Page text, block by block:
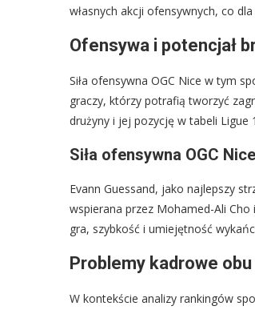
własnych akcji ofensywnych, co
Ofensywa i potencjał
Siła ofensywna OGC Nice w tym
graczy, którzy potrafią tworzyć
drużyny i jej pozycję w tabeli Ligue
Siła ofensywna OGC
Evann Guessand, jako najlepszy
wspierana przez Mohamed-Ali
gra, szybkość i umiejętność
Problemy kadrowe
W kontekście analizy rankingów